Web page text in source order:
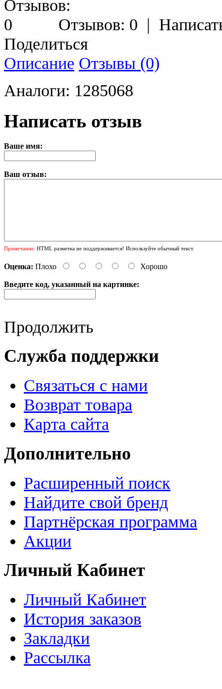
Отзывов: 0 |
Поделиться
Описание Отзывы (0)
Аналоги: 1285068
Написать отзыв
Ваше имя:
Ваш отзыв:
Примечание: HTML разметка не поддерживается! Используйте обычный текст.
Оценка: Плохо Хорошо
Введите код, указанный на картинке:
Продолжить
Служба поддержки
Связаться с нами
Возврат товара
Карта сайта
Дополнительно
Расширенный поиск
Найдите свой бренд
Партнёрская программа
Акции
Личный Кабинет
Личный Кабинет
История заказов
Закладки
Рассылка